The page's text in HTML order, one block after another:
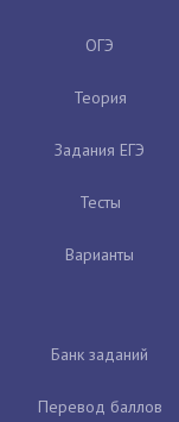
ОГЭ
Теория
Задания ЕГЭ
Тесты
Варианты
Банк заданий
Перевод баллов